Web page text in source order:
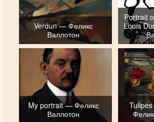
Verdun — Феликс
Валлотон
Portrait
Louis
My portrait — Феликс
Валлотон